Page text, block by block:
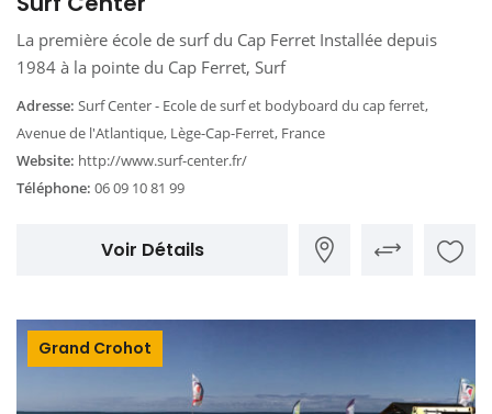
La première école de surf du Cap Ferret Installée depuis
1984 à la pointe du Cap Ferret, Surf
Adresse: Surf Center - Ecole de surf et bodyboard du cap ferret,
Avenue de l'Atlantique, Lège-Cap-Ferret, France
Website: http://www.surf-center.fr/
Téléphone: 06 09 10 81 99
Voir Détails
Grand Crohot